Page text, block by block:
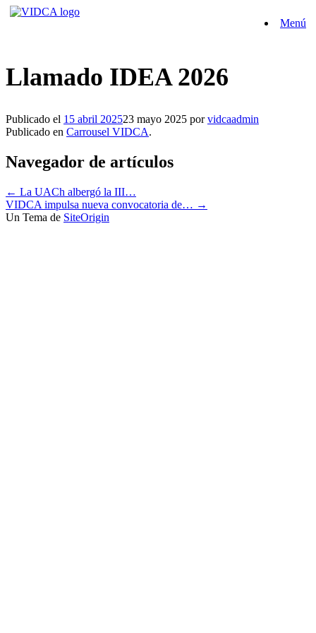
Saltar
Menú
Llamado IDEA 2026
Publicado el 15 abril 202523 mayo 2025 porvidcaadmin
Publicado en Carrousel VIDCA.
Navegador de artículos
← La UACh albergó la III…
VIDCA impulsa nueva convocatoria de… →
Un Tema de SiteOrigin